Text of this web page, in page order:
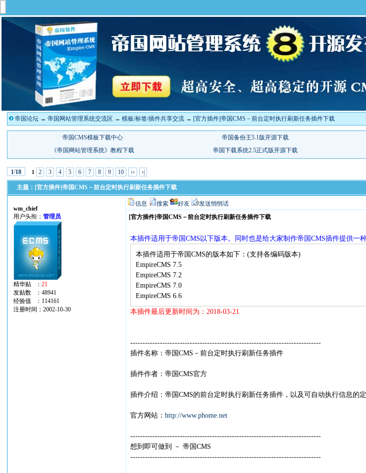
帝国论坛→ 帝国网站管理系统交流区 → 模板/标签/插件共享交流→ [官方插件]帝国CMS－前台定时执行刷新任务插件下载
1/18 1 2 3 4 5 6 7 8 9 10 ›› ›|
主题：[官方插件]帝国CMS－前台定时执行刷新任务插件下载
wm_chief
用户头衔： 管理员
精华贴 ： 21
发贴数 ：48941
经验值 ：114161
注册时间：2002-10-30
信息 搜索 好友 发送悄悄话
[官方插件]帝国CMS－前台定时执行刷新任务插件下载
本插件适用于帝国CMS以下版本。同时也是给大家制作帝国CMS插件提供一
本插件适用于帝国CMS的版本如下：(支持各编码版本)
EmpireCMS 7.5
EmpireCMS 7.2
EmpireCMS 7.0
EmpireCMS 6.6
本插件最后更新时间为：2018-03-21
-----------------------------------------------------------------------------
插件名称：帝国CMS－前台定时执行刷新任务插件
插件作者：帝国CMS官方
插件介绍：帝国CMS的前台定时执行刷新任务插件，以及可自动执行信息的
官方网站： http://www.phome.net
-----------------------------------------------------------------------------
想到即可做到 － 帝国CMS
-----------------------------------------------------------------------------